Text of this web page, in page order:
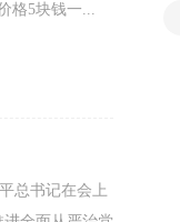
格5块钱一...
总书记在会上